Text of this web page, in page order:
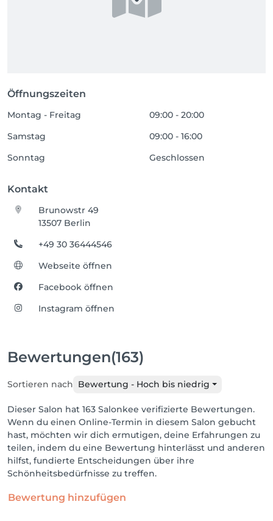
Öffnungszeiten
Montag - Freitag
09:00 - 20:00
Samstag
09:00 - 16:00
Sonntag
Geschlossen
Kontakt
Brunowstr 49
13507 Berlin
+49 30 36444546
Webseite öffnen
Facebook öffnen
Instagram öffnen
Bewertungen(163)
Sortieren nach Bewertung - Hoch bis niedrig
Dieser Salon hat 163 Salonkee verifizierte Bewertungen.
Wenn du einen Online-Termin in diesem Salon gebucht
hast, möchten wir dich ermutigen, deine Erfahrungen zu
teilen, indem du eine Bewertung hinterlässt und anderen
hilfst, fundierte Entscheidungen über ihre
Schönheitsbedürfnisse zu treffen.
Bewertung hinzufügen